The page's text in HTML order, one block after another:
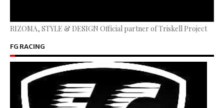
RIZOMA, STYLE & DESIGN Official partner of Triskell Project
FG RACING